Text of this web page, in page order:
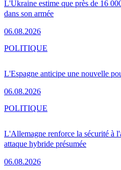
L'Ukraine estime que près de 16
dans son armée
06.08.2026
L'Espagne anticipe une nouvelle
06.08.2026
POLITIQUE
L'Allemagne renforce la sécurité à
attaque hybride présumée
06.08.2026
POLITIQUE